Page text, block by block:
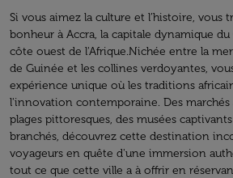
Si vous aimez la culture et l’histoire, vous
bonheur à Accra, la capitale dynamique du
côte ouest de l'Afrique.Nichée entre la
de Guinée et les collines verdoyantes,
expérience unique où les traditions
l'innovation contemporaine. Des marchés
plages pittoresques, des musées
branchés, découvrez cette destination
voyageurs en quête d'une immersion
tout ce que cette ville a à offrir en